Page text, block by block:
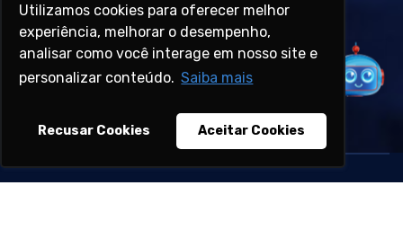
Utilizamos cookies para oferecer melhor
experiência, melhorar o desempenho,
analisar como você interage em nosso site e
personalizar conteúdo. Saiba mais
Recusar Cookies Aceitar Cookies